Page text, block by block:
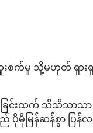
မဟုတ် ရှားရှား
ြင်းထက် သိသိသာသ
မြန်ဆန်စွာ ပြန်လ